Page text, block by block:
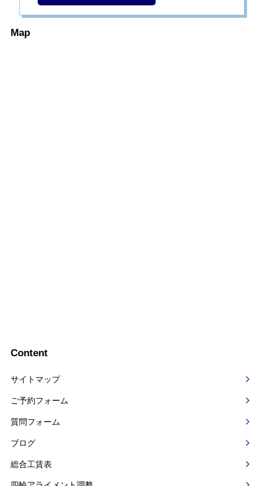
Map
Content
サイトマップ
ご予約フォーム
質問フォーム
ブログ
総合工賃表